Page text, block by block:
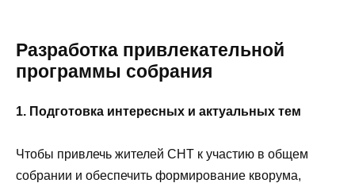
Разработка привлекательной
программы собрания
1. Подготовка интересных и актуальных тем
Чтобы привлечь жителей СНТ к участию в общем
собрании и обеспечить формирование кворума,